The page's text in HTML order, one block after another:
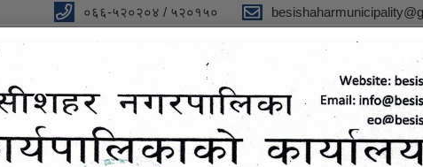
०६६-५२०२०४ / ५२०१५०
प्रदेश
विधुतीय शुसासन सेवा सूचना तथा जानकारी ग्यालरी